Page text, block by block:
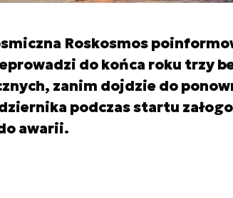
Roskosmos
do końca roku trzy
zanim dojdzie do
podczas startu
awarii.